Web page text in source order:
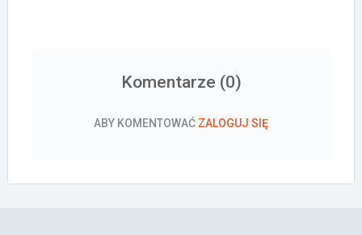
Komentarze (0)
ABY KOMENTOWAĆ ZALOGUJ SIĘ